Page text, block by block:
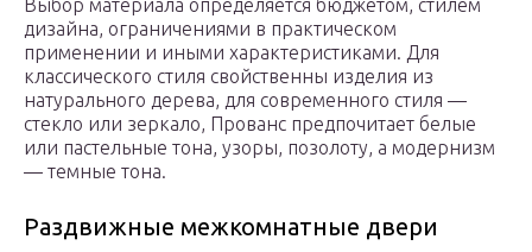
Выбор материала определяется бюджетом, стилем
дизайна, ограничениями в практическом
применении и иными характеристиками. Для
классического стиля свойственны изделия из
натурального дерева, для современного стиля —
стекло или зеркало, Прованс предпочитает белые
или пастельные тона, узоры, позолоту, а модернизм
— темные тона.
Раздвижные межкомнатные двери